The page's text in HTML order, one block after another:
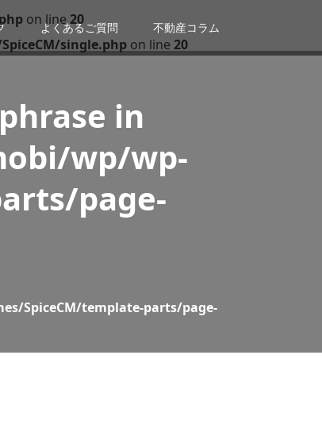
よくあるご質問 不動産コラム
on line20
single.php on line 20
in
wp/wp-
page-
SpiceCM/template-parts/page-